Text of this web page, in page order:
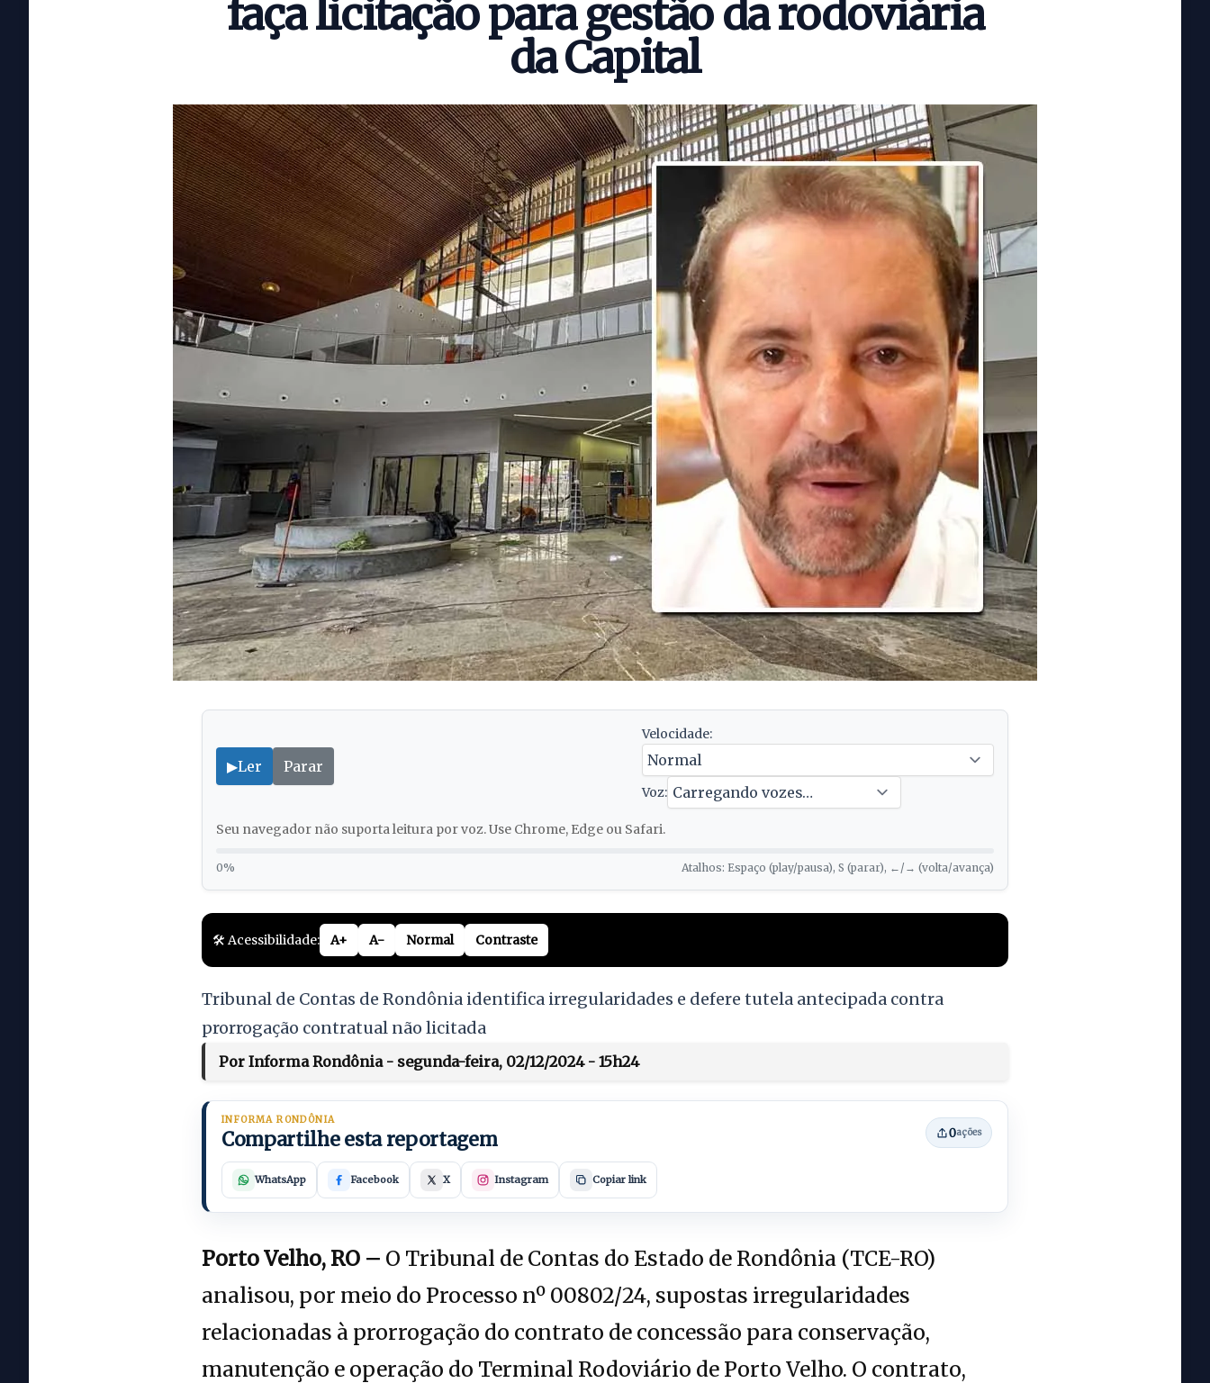
faça licitação para gestão da rodoviária
da Capital
▶Ler Parar
Velocidade:
Voz:
Seu navegador não suporta leitura por voz. Use Chrome, Edge ou Safari.
0% Atalhos: Espaço (play/pausa), S (parar), ←/→ (volta/avança)
🛠️ Acessibilidade: A+ A- Normal Contraste
Tribunal de Contas de Rondônia identifica irregularidades e defere tutela antecipada contra
prorrogação contratual não licitada
Por Informa Rondônia - segunda-feira, 02/12/2024 - 15h24
INFORMA RONDÔNIA
Compartilhe esta reportagem 0ações
WhatsApp Facebook X Instagram Copiar link
Porto Velho, RO – O Tribunal de Contas do Estado de Rondônia (TCE-RO)
analisou, por meio do Processo nº 00802/24, supostas irregularidades
relacionadas à prorrogação do contrato de concessão para conservação,
manutenção e operação do Terminal Rodoviário de Porto Velho. O contrato,